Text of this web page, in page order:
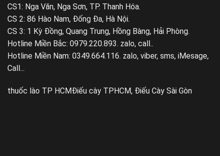
CS1: Nga Văn, Nga Sơn, TP. Thanh Hóa.
CS 2: 86 Hào Nam, Đống Đa, Hà Nội.
CS 3: 1 Kỳ Đồng, Quang Trung, Hồng Bàng, Hải Phòng.
Hotline Miền Bắc: 0979.220.893. zalo, call..
Hotline Miền Nam: 0349.664.116. zalo, viber, sms, iMesage,
Call...
thuốc lào TP HCMĐiếu cày TPHCM, Điếu Cày Sài Gòn